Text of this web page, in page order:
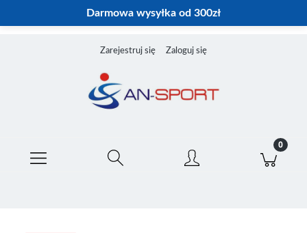
Darmowa wysyłka od 300zł
Zarejestruj się Zaloguj się